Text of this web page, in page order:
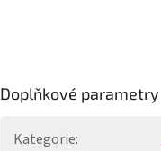
Doplňkové parametry
Kategorie: